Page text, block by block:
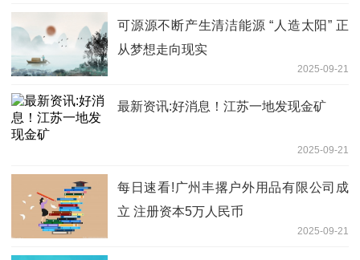
可源源不断产生清洁能源 “人造太阳” 正
从梦想走向现实
2025-09-21
最新资讯:好消息！江苏一地发现金矿
2025-09-21
每日速看!广州丰撂户外用品有限公司成
立 注册资本5万人民币
2025-09-21